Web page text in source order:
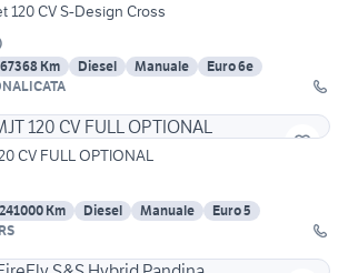
120 CV S-Design Cross
)
67368 Km Diesel Manuale
Euro 6e
CV FULL OPTIONAL
241000 Km Diesel Manuale
Euro 5